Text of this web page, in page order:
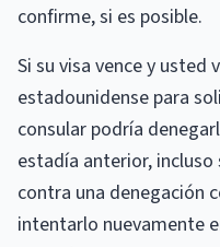
confirme, si es posible.
Si su visa vence y usted
estadounidense para
consular podría
estadía anterior, incluso
contra una denegación
intentarlo nuevamente